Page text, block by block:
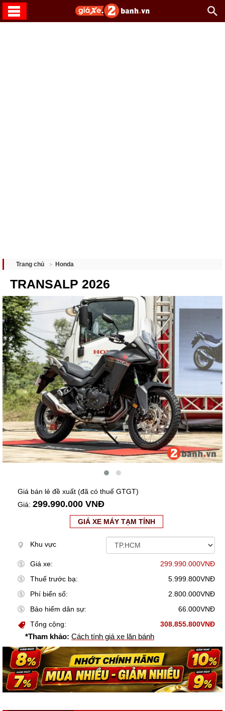
Trang chủ Honda
TRANSALP 2026
Giá bán lẻ đề xuất (đã có thuế GTGT)
Giá: 299.990.000 VNĐ
GIÁ XE MÁY TẠM TÍNH
Khu vực
Giá xe:
299.990.000VNĐ
Thuế trước bạ:
5.999.800VNĐ
Phí biển số:
2.800.000VNĐ
Bảo hiểm dân sự:
66.000VNĐ
Tổng cộng:
308.855.800VNĐ
*Tham khảo: Cách tính giá xe lăn bánh